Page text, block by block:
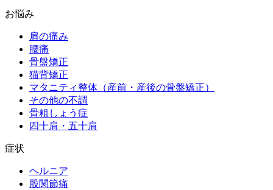
お悩み
肩の痛み
腰痛
骨盤矯正
猫背矯正
マタニティ整体（産前・産後の骨盤矯正）
その他の不調
骨粗しょう症
四十肩・五十肩
症状
ヘルニア
股関節痛